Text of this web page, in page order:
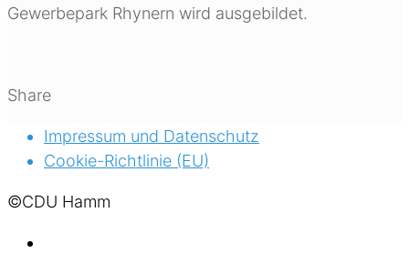
Gewerbepark Rhynern wird ausgebildet.
Share
Impressum und Datenschutz
Cookie-Richtlinie (EU)
©CDU Hamm